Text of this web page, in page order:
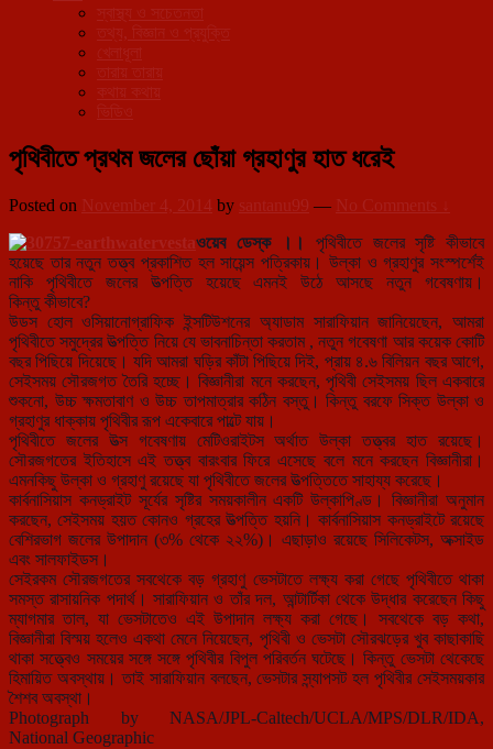
স্বাস্থ্য ও সচেতনতা
তথ্য, বিজ্ঞান ও প্রযুক্তি
খেলাধূলা
তারায় তারায়
কথায় কথায়
পৃথিবীতে প্রথম জলের ছোঁয়া গ্রহাণুর হাত ধরেই
Posted on November 4, 2014 by santanu99 — No Comments ↓
ওয়েব ডেস্ক ।।
পৃথিবীতে জলের সৃষ্টি কীভাবে
হয়েছে তার নতুন তত্ত্ব প্রকাশিত হল সায়েন্স পত্রিকায়। উল্কা ও গ্রহাণুর সংস্পর্শেই
নাকি পৃথিবীতে জলের উত্পত্তি হয়েছে এমনই উঠে আসছে নতুন গবেষণায়।
কিন্তুকীভাবে?
উডস হোল ওসিয়ানোগ্রাফিক ইন্সটিউশনের অ্যাডাম সারাফিয়ান জানিয়েছেন, আমরা
পৃথিবীতে সমুদ্রের উত্পত্তি নিয়ে যে ভাবনাচিন্তা করতাম , নতুন গবেষণা আর কয়েক কোটি
বছর পিছিয়ে দিয়েছে। যদি আমরা ঘড়ির কাঁটা পিছিয়ে দিই, প্রায় ৪.৬ বিলিয়ন বছর আগে,
সেইসময় সৌরজগত তৈরি হচ্ছে। বিজ্ঞানীরা মনে করছেন, পৃথিবী সেইসময় ছিল একবারে
শুকনো, উচ্চ ক্ষমতাবাণ ও উচ্চ তাপমাত্রার কঠিন বস্তু। কিন্তু বরফে সিক্ত উল্কা ও
গ্রহাণুর ধাক্কায় পৃথিবীর রূপ একেবারে পাল্টে যায়।
পৃথিবীতে জলের উত্স গবেষণায় মেটিওরাইটস অর্থাত উল্কা তত্ত্বর হাত রয়েছে।
সৌরজগতের ইতিহাসে এই তত্ত্ব বারংবার ফিরে এসেছে বলে মনে করছেন বিজ্ঞানীরা।
এমনকিছু উল্কা ও গ্রহাণু রয়েছে যা পৃথিবীতে জলের উত্পত্তিতে সাহায্য করেছে।
কার্বনাসিয়াস কনড্রাইট সূর্যের সৃষ্টির সময়কালীন একটি উল্কাপিণ্ড। বিজ্ঞানীরা অনুমান
করছেন, সেইসময় হয়ত কোনও গ্রহের উত্পত্তি হয়নি। কার্বনাসিয়াস কনড্রাইটে রয়েছে
বেশিরভাগ জলের উপাদান (৩% থেকে ২২%)। এছাড়াও রয়েছে সিলিকেটস, অক্সাইড
এবং সালফাইডস।
সেইরকম সৌরজগতের সবথেকে বড় গ্রহাণু ভেসটাতে লক্ষ্য করা গেছে পৃথিবীতে থাকা
সমস্ত রাসায়নিক পদার্থ। সারাফিয়ান ও তাঁর দল, আন্টার্টিকা থেকে উদ্ধার করেছেন কিছু
ম্যাগমার তাল, যা ভেসটাতেও এই উপাদান লক্ষ্য করা গেছে। সবথেকে বড় কথা,
বিজ্ঞানীরা বিস্ময় হলেও একথা মেনে নিয়েছেন, পৃথিবী ও ভেসটা সৌরঝড়ের খুব কাছাকাছি
থাকা সত্ত্বেও সময়ের সঙ্গে সঙ্গে পৃথিবীর বিপুল পরিবর্তন ঘটেছে। কিন্তু ভেসটা থেকেছে
হিমায়িত অবস্থায়। তাই সারাফিয়ান বলছেন, ভেসটার স্ন্যাপসট হল পৃথিবীর সেইসময়কার
শৈশব অবস্থা।
Photograph by NASA/JPL-Caltech/UCLA/MPS/DLR/IDA,
National Geographic